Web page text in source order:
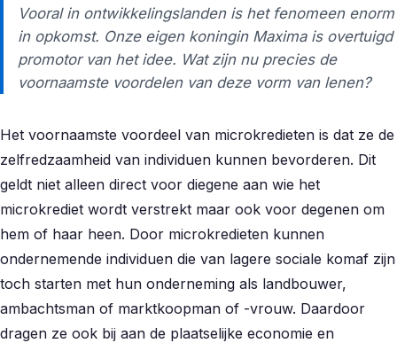
Vooral in ontwikkelingslanden is het fenomeen enorm
in opkomst. Onze eigen koningin Maxima is overtuigd
promotor van het idee. Wat zijn nu precies de
voornaamste voordelen van deze vorm van lenen?
Het voornaamste voordeel van microkredieten is dat ze de
zelfredzaamheid van individuen kunnen bevorderen. Dit
geldt niet alleen direct voor diegene aan wie het
microkrediet wordt verstrekt maar ook voor degenen om
hem of haar heen. Door microkredieten kunnen
ondernemende individuen die van lagere sociale komaf zijn
toch starten met hun onderneming als landbouwer,
ambachtsman of marktkoopman of -vrouw. Daardoor
dragen ze ook bij aan de plaatselijke economie en